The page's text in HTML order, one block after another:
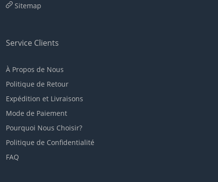
Sitemap
Service Clients
À Propos de Nous
Politique de Retour
Expédition et Livraisons
Mode de Paiement
Pourquoi Nous Choisir?
Politique de Confidentialité
FAQ